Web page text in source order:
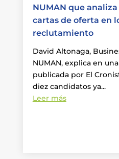
NUMAN que
cartas de oferta en
reclutamiento
David Altonaga,
NUMAN, explica en
publicada por El
diez candidatos ya...
Leer más